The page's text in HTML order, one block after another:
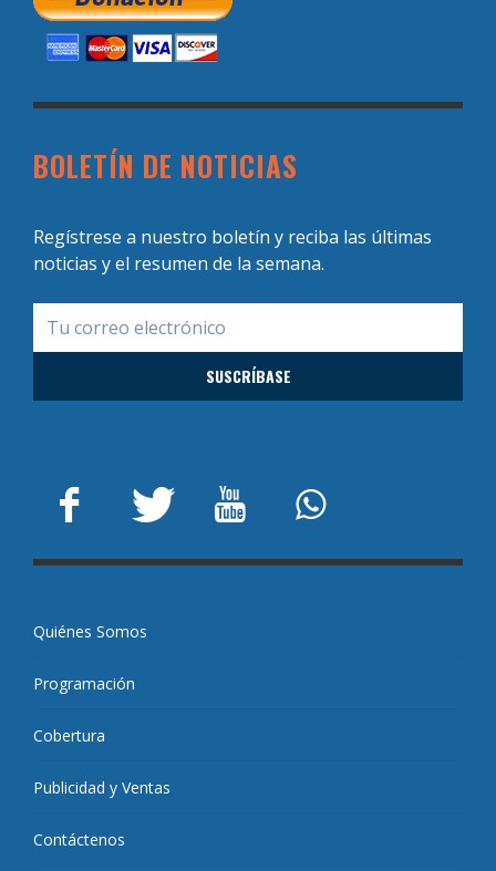
BOLETÍN DE NOTICIAS
Regístrese a nuestro boletín y reciba las últimas
noticias y el resumen de la semana.
Quiénes Somos
Programación
Cobertura
Publicidad y Ventas
Contáctenos